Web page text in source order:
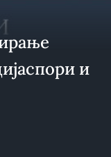
и